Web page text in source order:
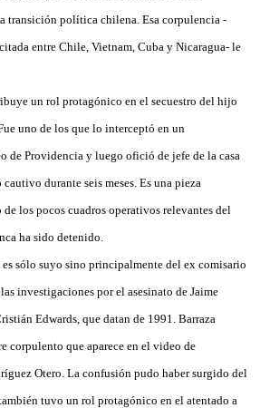
transición política chilena. Esa corpulencia -
entre Chile, Vietnam, Cuba y Nicaragua- le
un rol protagónico en el secuestro del hijo
uno de los que lo interceptó en un
de Providencia y luego ofició de jefe de la casa
durante seis meses. Es una pieza
los pocos cuadros operativos relevantes del
ha sido detenido.
sólo suyo sino principalmente del ex comisario
investigaciones por el asesinato de Jaime
Edwards, que datan de 1991. Barraza
corpulento que aparece en el video de
Otero. La confusión pudo haber surgido del
tuvo un rol protagónico en el atentado a